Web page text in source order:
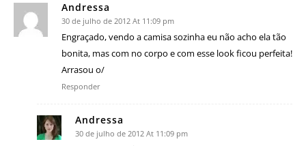
Andressa
30 de julho de 2012 At 11:09 pm
Engraçado, vendo a camisa sozinha eu não acho ela tão
bonita, mas com no corpo e com esse look ficou perfeita!
Arrasou o/
Responder
Andressa
30 de julho de 2012 At 11:09 pm